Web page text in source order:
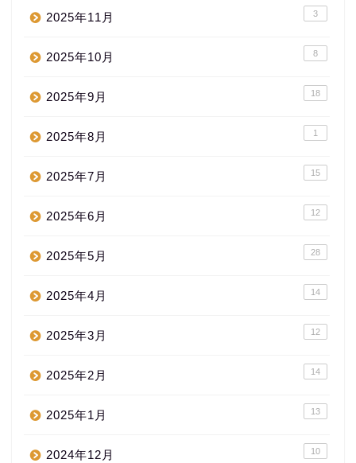
2025年11月 3
2025年10月 8
2025年9月 18
2025年8月 1
2025年7月 15
2025年6月 12
2025年5月 28
2025年4月 14
2025年3月 12
2025年2月 14
2025年1月 13
2024年12月 10